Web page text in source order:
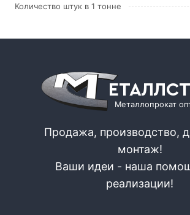
Количество штук в 1 тонне
Металлопрокат
Продажа, производство,
монтаж!
Ваши идеи - наша
реализации!